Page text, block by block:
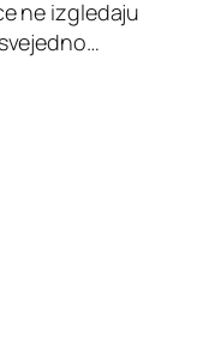
ne izgledaju